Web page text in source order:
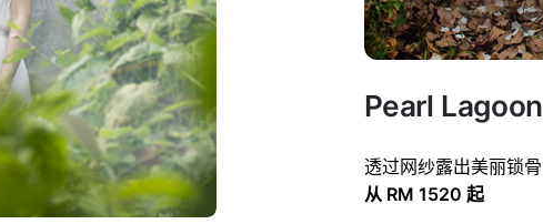
Pearl Lagoon
透过网纱露出美丽锁骨
从 RM 1520 起